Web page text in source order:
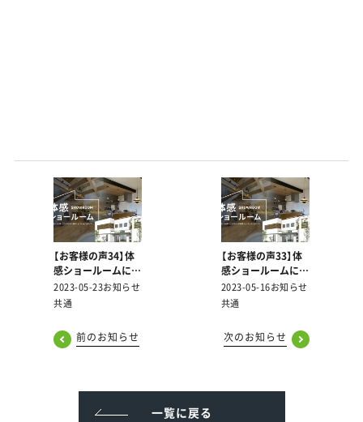
【お客様の声34】体
感ショールームにご
来場いただいた皆様
より頂戴した声をご
2023-05-23お知らせ
共通
前のお知らせ
【お客様の声33】体
感ショールームにご
来場いただいた皆様
より頂戴した声をご
2023-05-16お知らせ
共通
次のお知らせ
一覧に戻る